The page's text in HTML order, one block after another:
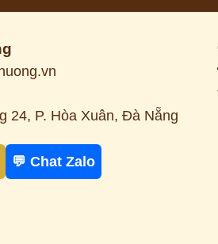
24, P. Hòa Xuân, Đà Nẵng
💬 Chat Zalo